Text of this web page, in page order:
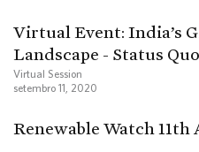
Virtual Event: India’s
Landscape - Status
Virtual Session
setembro 11, 2020
Renewable Watch